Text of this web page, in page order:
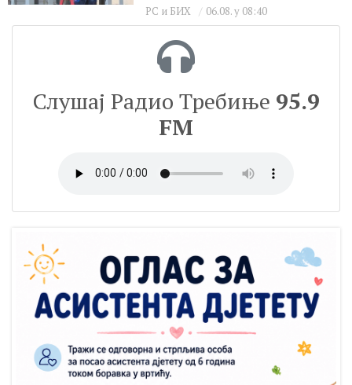
РС и БИХ 06.08. у 08:40
Слушај Радио Требиње 95.9
FM